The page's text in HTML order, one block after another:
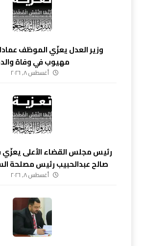
وزير العدل يعزّي الموظف
مهيوب في وفاة
أغسطس ٨, ٢٠٢٦
رئيس مجلس القضاء الأعلى يعزّي
صالح عبدالحبيب رئيس مصلحة
أغسطس ٨, ٢٠٢٦